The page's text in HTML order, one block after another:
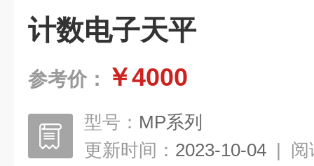
计数电子天平
参考价： ￥4000
型号： MP系列
更新时间： 2023-10-04 | 阅